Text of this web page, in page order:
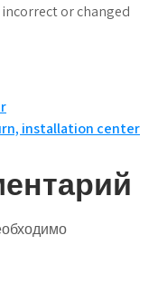
or changed
installation center